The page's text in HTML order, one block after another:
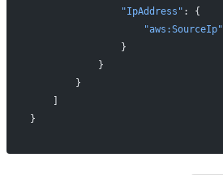
                "IpAddress"
: {
                    "aws:SourceIp"
                }
            }
        }
    ]
}